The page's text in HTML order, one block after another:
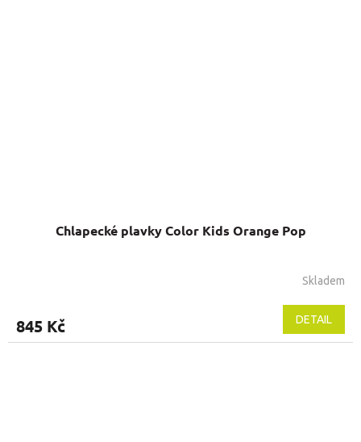
Chlapecké plavky Color Kids Orange Pop
Skladem
845 Kč DETAIL